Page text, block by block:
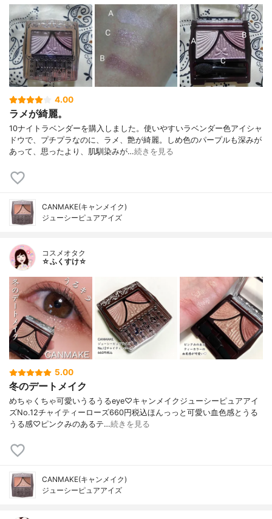
4.00
ラメが綺麗。
10ナイトラベンダーを購入しました。使いやすいラベンダー色アイシャ
ドウで、プチプラなのに、ラメ、艶が綺麗。しめ色のパープルも深みが
あって、思ったより、肌馴染みが…続きを見る
CANMAKE(キャンメイク)
ジューシーピュアアイズ
コスメオタク
☆ふくすけ☆
5.00
冬のデートメイク
めちゃくちゃ可愛いうるうるeye♡キャンメイクジューシーピュアアイ
ズNo.12チャイティーローズ660円税込ほんっっと可愛い血色感とうる
うる感♡ピンクみのあるテ…続きを見る
CANMAKE(キャンメイク)
ジューシーピュアアイズ